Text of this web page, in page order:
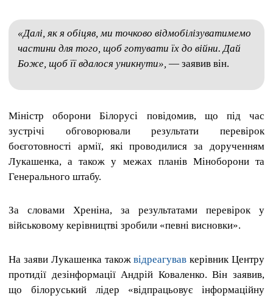
«Далі, як я обіцяв, ми точково відмобілізуватимемо
частини для того, щоб готувати їх до війни. Дай
Боже, щоб її вдалося уникнути», — заявив він.
Міністр оборони Білорусі повідомив, що під час
зустрічі обговорювали результати перевірок
боєготовності армії, які проводилися за дорученням
Лукашенка, а також у межах планів Міноборони та
Генерального штабу.
За словами Хреніна, за результатами перевірок у
військовому керівництві зробили «певні висновки».
На заяви Лукашенка такожвідреагував керівник Центру
протидії дезінформації Андрій Коваленко. Він заявив,
що білоруський лідер «відпрацьовує інформаційну